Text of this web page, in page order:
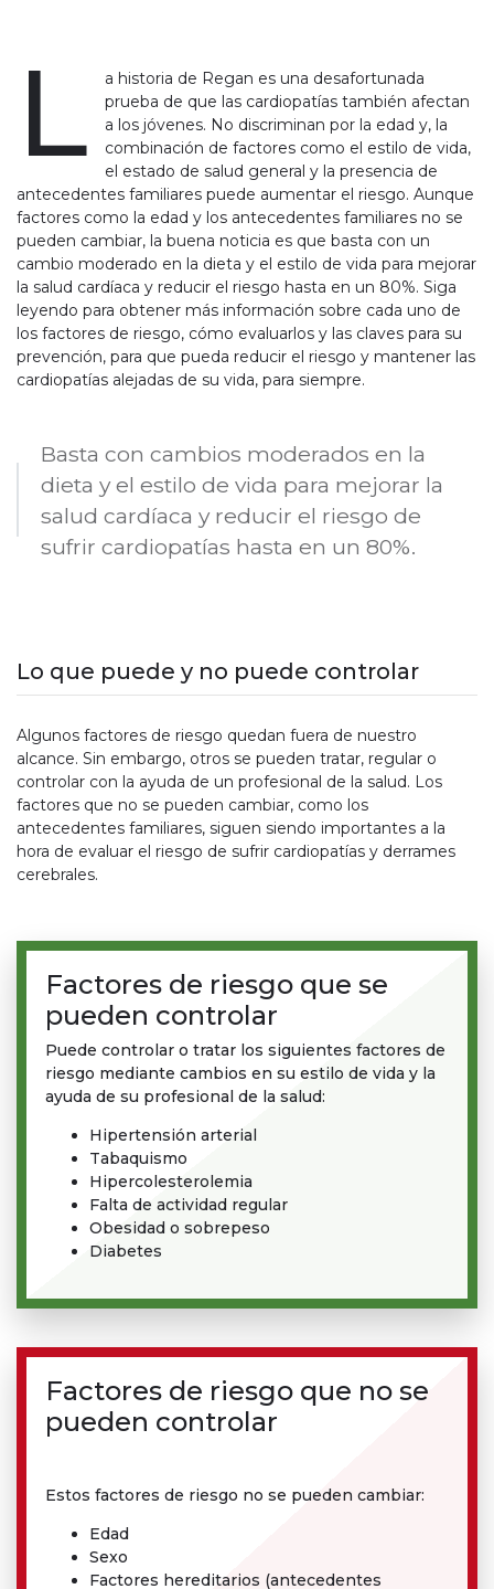
L
a historia de Regan es una desafortunada
prueba de que las cardiopatías también afectan
a los jóvenes. No discriminan por la edad y, la
combinación de factores como el estilo de vida,
el estado de salud general y la presencia de
antecedentes familiares puede aumentar el riesgo. Aunque
factores como la edad y los antecedentes familiares no se
pueden cambiar, la buena noticia es que basta con un
cambio moderado en la dieta y el estilo de vida para mejorar
la salud cardíaca y reducir el riesgo hasta en un 80%. Siga
leyendo para obtener más información sobre cada uno de
los factores de riesgo, cómo evaluarlos y las claves para su
prevención, para que pueda reducir el riesgo y mantener las
cardiopatías alejadas de su vida, para siempre.
Basta con cambios moderados en la
dieta y el estilo de vida para mejorar la
salud cardíaca y reducir el riesgo de
sufrir cardiopatías hasta en un 80%.
Lo que puede y no puede controlar
Algunos factores de riesgo quedan fuera de nuestro
alcance. Sin embargo, otros se pueden tratar, regular o
controlar con la ayuda de un profesional de la salud. Los
factores que no se pueden cambiar, como los
antecedentes familiares, siguen siendo importantes a la
hora de evaluar el riesgo de sufrir cardiopatías y derrames
cerebrales.
Factores de riesgo que se
pueden controlar
Puede controlar o tratar los siguientes factores de
riesgo mediante cambios en su estilo de vida y la
ayuda de su profesional de la salud:
Hipertensión arterial
Tabaquismo
Hipercolesterolemia
Falta de actividad regular
Obesidad o sobrepeso
Diabetes
Factores de riesgo que no se
pueden controlar
Estos factores de riesgo no se pueden cambiar:
Edad
Sexo
Factores hereditarios (antecedentes